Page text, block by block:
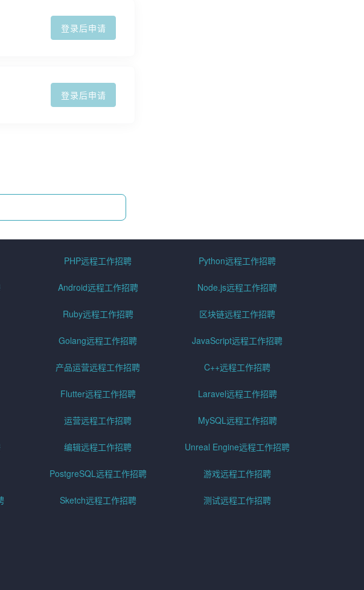
登录后申请
登录后申请
PHP远程工作招聘 Python远程工作招聘
Android远程工作招聘 Node.js远程工作招聘
Ruby远程工作招聘 区块链远程工作招聘
Golang远程工作招聘 JavaScript远程工作招聘
产品运营远程工作招聘 C++远程工作招聘
Flutter远程工作招聘 Laravel远程工作招聘
运营远程工作招聘 MySQL远程工作招聘
编辑远程工作招聘 Unreal Engine远程工作招聘
PostgreSQL远程工作招聘 游戏远程工作招聘
Sketch远程工作招聘 测试远程工作招聘